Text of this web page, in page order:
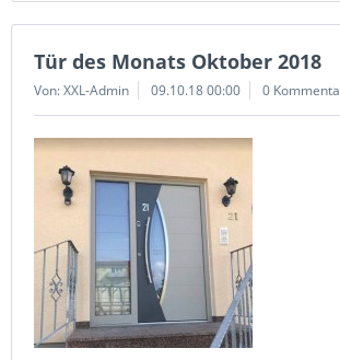
Tür des Monats Oktober 2018
Von: XXL-Admin 09.10.18 00:00 0